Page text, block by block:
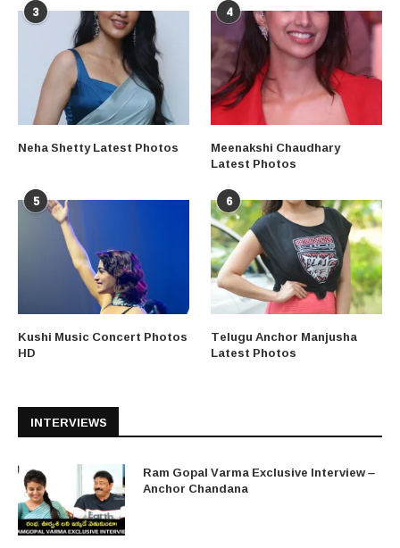
3
Neha Shetty Latest Photos
4
Meenakshi Chaudhary
Latest Photos
5
Kushi Music Concert Photos
HD
6
Telugu Anchor Manjusha
Latest Photos
INTERVIEWS
Ram Gopal Varma Exclusive Interview –
Anchor Chandana